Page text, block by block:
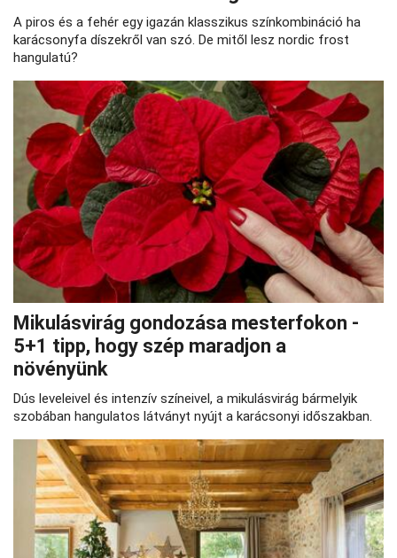
A piros és a fehér egy igazán klasszikus színkombináció ha
karácsonyfa díszekről van szó. De mitől lesz nordic frost
hangulatú?
Mikulásvirág gondozása mesterfokon -
5+1 tipp, hogy szép maradjon a
növényünk
Dús leveleivel és intenzív színeivel, a mikulásvirág bármelyik
szobában hangulatos látványt nyújt a karácsonyi időszakban.